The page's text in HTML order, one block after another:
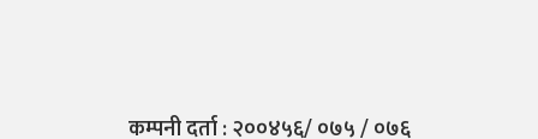
कम्पनी दर्ता : २००४५६/ ०७५ / ०७६